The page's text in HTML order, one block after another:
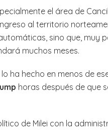
el área de
al territorio
sino que, muy
muchos meses.
ha hecho en menos de
horas después de que
de Milei con la